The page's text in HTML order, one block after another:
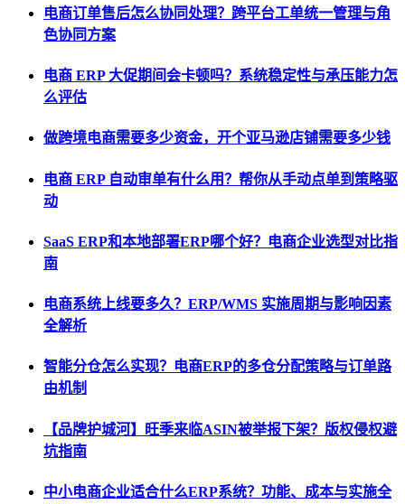
电商订单售后怎么协同处理？跨平台工单统一管理与角
色协同方案
电商 ERP 大促期间会卡顿吗？系统稳定性与承压能力怎
么评估
做跨境电商需要多少资金，开个亚马逊店铺需要多少钱
电商 ERP 自动审单有什么用？帮你从手动点单到策略驱
动
SaaS ERP和本地部署ERP哪个好？电商企业选型对比指
南
电商系统上线要多久？ERP/WMS 实施周期与影响因素
全解析
智能分仓怎么实现？电商ERP的多仓分配策略与订单路
由机制
【品牌护城河】旺季来临ASIN被举报下架？版权侵权避
坑指南
中小电商企业适合什么ERP系统？功能、成本与实施全